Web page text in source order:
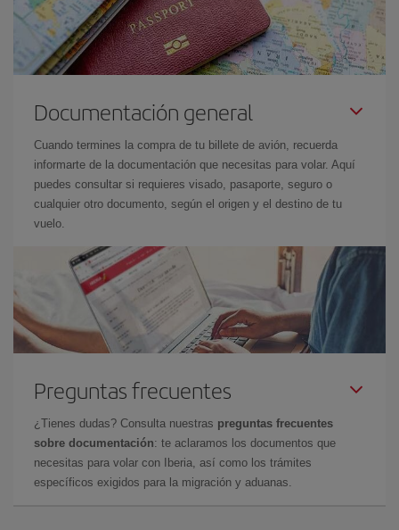
Documentación general
Cuando termines la compra de tu billete de avión, recuerda
informarte de la documentación que necesitas para volar. Aquí
puedes consultar si requieres visado, pasaporte, seguro o
cualquier otro documento, según el origen y el destino de tu
vuelo.
Preguntas frecuentes
¿Tienes dudas? Consulta nuestras preguntas frecuentes
sobre documentación: te aclaramos los documentos que
necesitas para volar con Iberia, así como los trámites
específicos exigidos para la migración y aduanas.